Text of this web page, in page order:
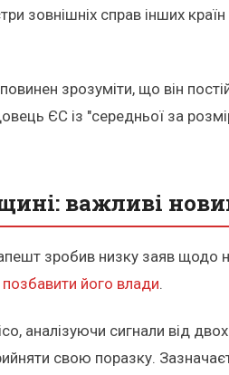
зовнішніх справ інших
зрозуміти, що він
ЄС із "середньої за
важливі
зробив низку заяв щодо
його влади.
аналізуючи сигнали від
свою поразку.